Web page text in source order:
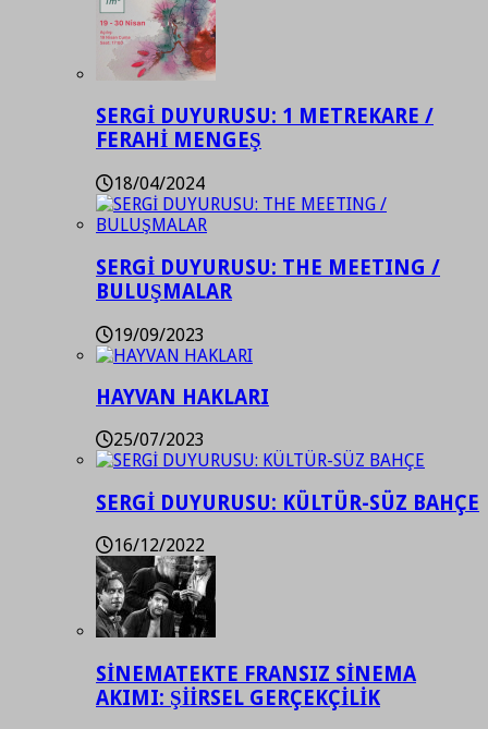
SERGİ DUYURUSU: 1 METREKARE /
FERAHİ MENGEŞ
18/04/2024
SERGİ DUYURUSU: THE MEETING /
BULUŞMALAR
19/09/2023
HAYVAN HAKLARI
25/07/2023
SERGİ DUYURUSU: KÜLTÜR-SÜZ BAHÇE
16/12/2022
SİNEMATEKTE FRANSIZ SİNEMA
AKIMI: ŞİİRSEL GERÇEKÇİLİK